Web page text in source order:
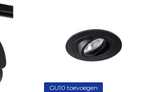
GU10 toevoegen